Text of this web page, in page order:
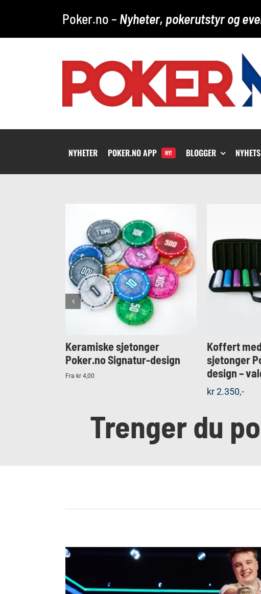
Poker.no – Nyheter, pokerutstyr og
NYHETER POKER.NO APP NY! BLOGGER
KJØP
Detaljer
Keramiske sjetonger
Poker.no Signatur-design
Fra kr 4,00
Koffert
sjetonger
design –
kr2.350,-
Trenger du